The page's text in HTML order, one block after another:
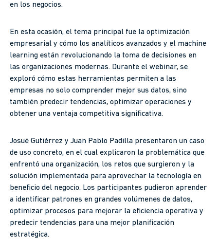
en los negocios.
En esta ocasión, el tema principal fue la optimización
empresarial y cómo los analíticos avanzados y el machine
learning están revolucionando la toma de decisiones en
las organizaciones modernas. Durante el webinar, se
exploró cómo estas herramientas permiten a las
empresas no solo comprender mejor sus datos, sino
también predecir tendencias, optimizar operaciones y
obtener una ventaja competitiva significativa.
Josué Gutiérrez y Juan Pablo Padilla presentaron un caso
de uso concreto, en el cual explicaron la problemática que
enfrentó una organización, los retos que surgieron y la
solución implementada para aprovechar la tecnología en
beneficio del negocio. Los participantes pudieron aprender
a identificar patrones en grandes volúmenes de datos,
optimizar procesos para mejorar la eficiencia operativa y
predecir tendencias para una mejor planificación
estratégica.